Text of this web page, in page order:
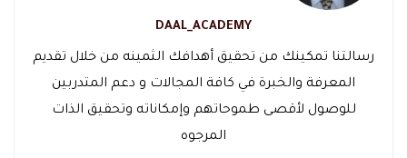
DAAL_ACADEMY
رسالتنا تمكينك من تحقيق أهدافك الثمينه من خلال تقديم
المعرفة والخبرة في كافة المجالات و دعم المتدربين
للوصول لأقصى طموحاتهم وإمكاناته وتحقيق الذات
المرجوه